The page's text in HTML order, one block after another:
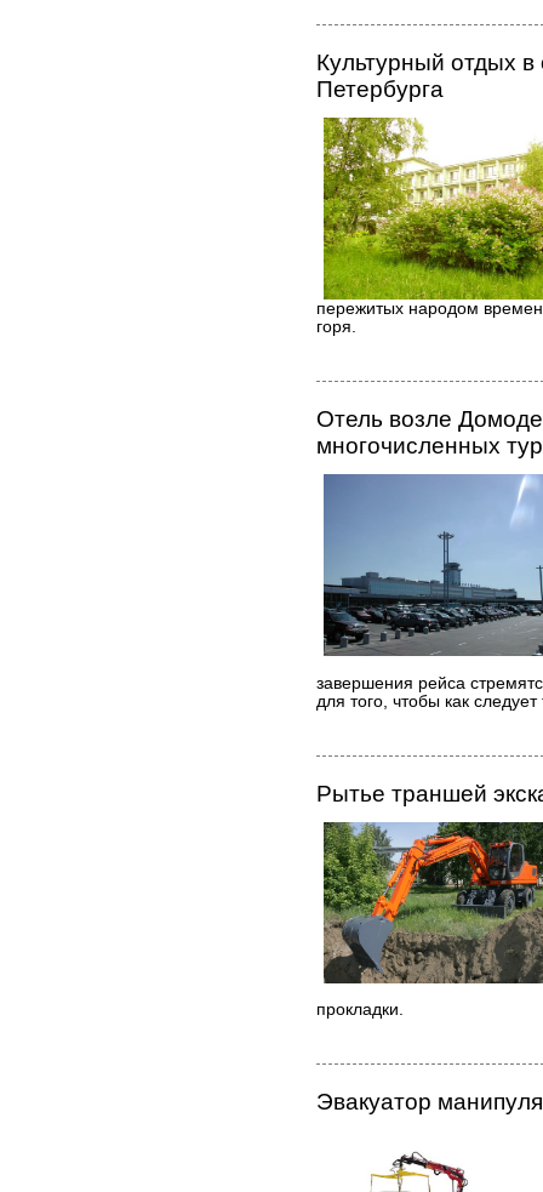
Культурный отдых в
Петербурга
пережитых народом
горя.
Отель возле
многочисленных
завершения рейса
для того, чтобы как
Рытье траншей
прокладки.
Эвакуатор